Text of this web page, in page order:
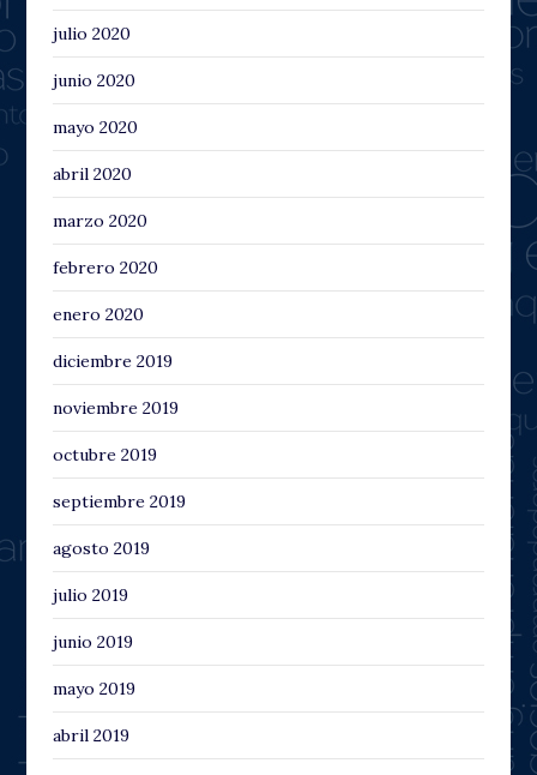
julio 2020
junio 2020
mayo 2020
abril 2020
marzo 2020
febrero 2020
enero 2020
diciembre 2019
noviembre 2019
octubre 2019
septiembre 2019
agosto 2019
julio 2019
junio 2019
mayo 2019
abril 2019